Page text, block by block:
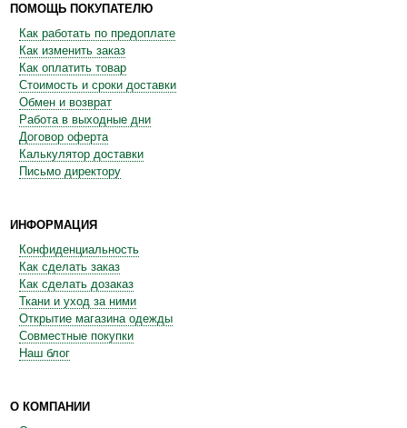
ПОМОЩЬ ПОКУПАТЕЛЮ
Как работать по предоплате
Как изменить заказ
Как оплатить товар
Стоимость и сроки доставки
Обмен и возврат
Работа в выходные дни
Договор оферта
Калькулятор доставки
Письмо директору
ИНФОРМАЦИЯ
Конфиденциальность
Как сделать заказ
Как сделать дозаказ
Ткани и уход за ними
Открытие магазина одежды
Совместные покупки
Наш блог
О КОМПАНИИ